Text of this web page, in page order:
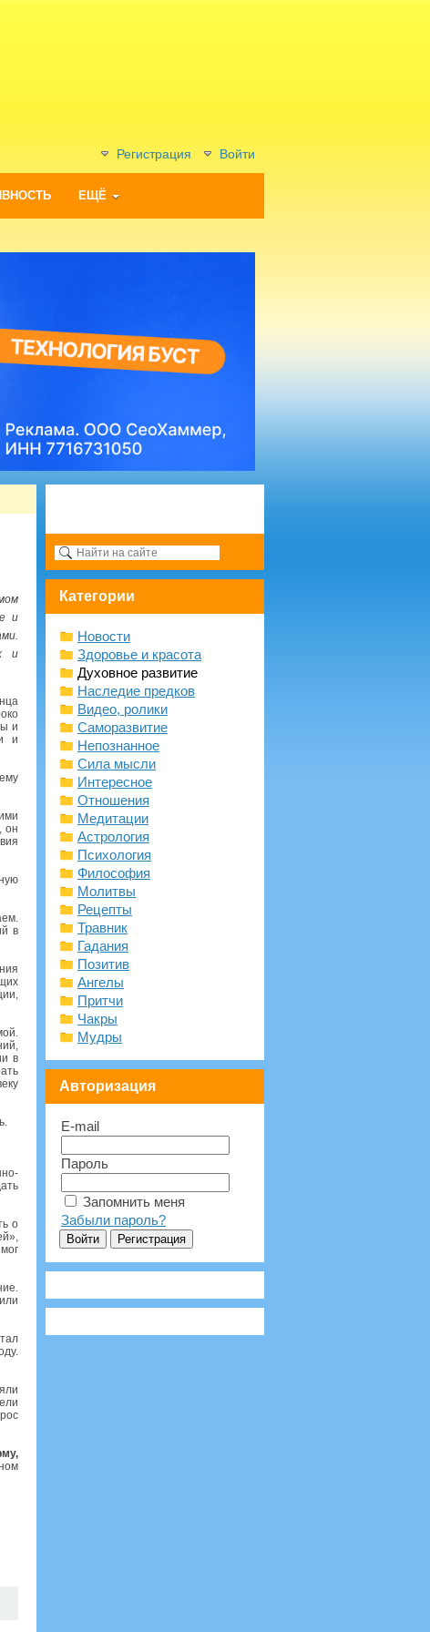
Регистрация Войти
ЕЩЁ
и
и
и
и
он
в
в
о
Категории
Новости
Здоровье и красота
Духовное развитие
Наследие предков
Видео, ролики
Саморазвитие
Непознанное
Сила мысли
Интересное
Отношения
Медитации
Астрология
Психология
Философия
Молитвы
Рецепты
Травник
Гадания
Позитив
Ангелы
Притчи
Чакры
Мудры
Авторизация
E-mail
Пароль
Запомнить меня
Забыли пароль?